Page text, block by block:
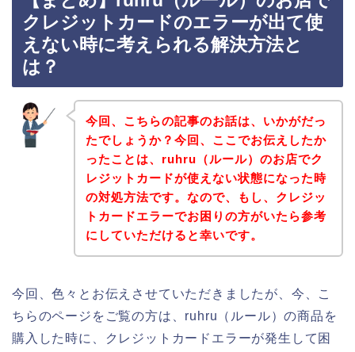
クレジットカードのエラーが出て使
えない時に考えられる解決方法と
は？
今回、こちらの記事のお話は、いかがだっ
たでしょうか？今回、ここでお伝えしたか
ったことは、ruhru（ルール）のお店でク
レジットカードが使えない状態になった時
の対処方法です。なので、もし、クレジッ
トカードエラーでお困りの方がいたら参考
にしていただけると幸いです。
今回、色々とお伝えさせていただきましたが、今、こ
ちらのページをご覧の方は、ruhru（ルール）の商品を
購入した時に、クレジットカードエラーが発生して困